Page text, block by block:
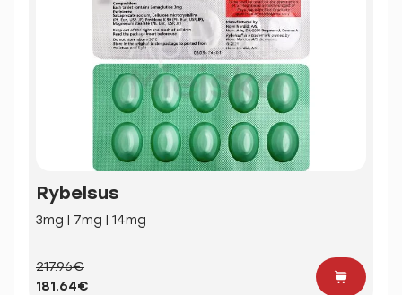
Rybelsus
3mg | 7mg | 14mg
217.96€
181.64€